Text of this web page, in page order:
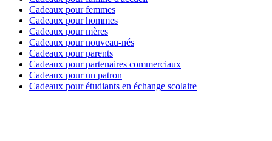
Cadeaux pour femmes
Cadeaux pour hommes
Cadeaux pour mères
Cadeaux pour nouveau-nés
Cadeaux pour parents
Cadeaux pour partenaires commerciaux
Cadeaux pour un patron
Cadeaux pour étudiants en échange scolaire